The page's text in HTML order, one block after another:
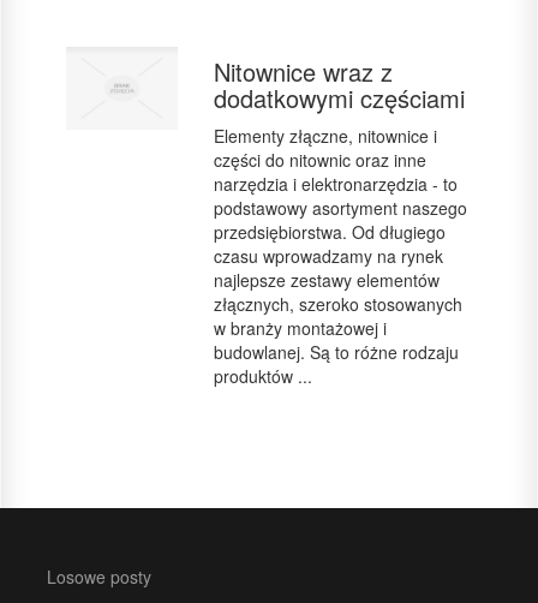
Nitownice wraz z
dodatkowymi częściami
Elementy złączne, nitownice i
części do nitownic oraz inne
narzędzia i elektronarzędzia - to
podstawowy asortyment naszego
przedsiębiorstwa. Od długiego
czasu wprowadzamy na rynek
najlepsze zestawy elementów
złącznych, szeroko stosowanych
w branży montażowej i
budowlanej. Są to różne rodzaju
produktów ...
Losowe posty